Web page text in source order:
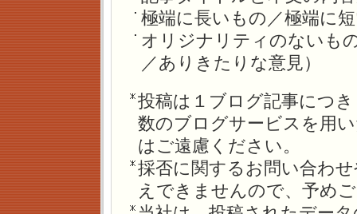
極端に長いもの／極端に
オリジナリティのないも
／ありきたりな意見）
投稿は１ブログ記事につ
数のブログサービスを用
はご遠慮ください。
採否に関するお問い合わ
えできませんので、予め